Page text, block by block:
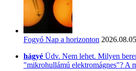
Fogyó Nap a horizonton
hágyé Üdv. Nem lehet. Milyen
"mikrohullámú elektromágnes"? A